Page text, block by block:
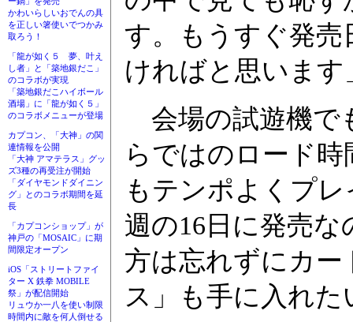
かわいらしいおでんの具
を正しい箸使いでつかみ
取ろう！
「龍が如く５ 夢、叶え
し者」と「築地銀だこ」
のコラボが実現
「築地銀だこハイボール
酒場」に「龍が如く５」
のコラボメニューが登場
カプコン、「大神」の関
連情報を公開
「大神 アマテラス」グッ
ズ3種の再受注が開始
「ダイヤモンドダイニン
グ」とのコラボ期間を延
長
「カプコンショップ」が
神戸の「MOSAIC」に期
間限定オープン
iOS「ストリートファイ
ター X 鉄拳 MOBILE
祭」が配信開始
リュウか一八を使い制限
時間内に敵を何人倒せる
す。もうすぐ発
ければと思いま
会場の試遊機で
らではのロード
もテンポよくプ
週の16日に発売
方は忘れずにカ
ス」も手に入れ